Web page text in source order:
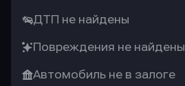
ДТП не найдены
Повреждения не найдены
Автомобиль не в залоге